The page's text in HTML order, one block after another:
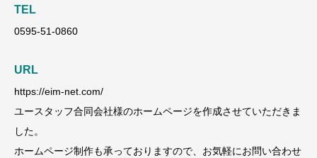
TEL
0595-51-0860
URL
https://eim-net.com/
ユースタッフ合同会社様のホームページを作成させていただきま
した。
ホームページ制作も承っておりますので、お気軽にお問い合わせ